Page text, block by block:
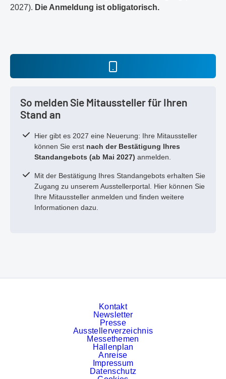
2027). Die Anmeldung ist obligatorisch.
So melden Sie Mitaussteller für Ihren
Stand an
Hier gibt es 2027 eine Neuerung: Ihre Mitaussteller
können Sie erst nach der Bestätigung Ihres
Standangebots (ab Mai 2027) anmelden.
Mit der Bestätigung Ihres Standangebots erhalten Sie
Zugang zu unserem Ausstellerportal. Hier können Sie
Ihre Mitaussteller anmelden und finden weitere
Informationen dazu.
Kontakt
Newsletter
Presse
Ausstellerverzeichnis
Messethemen
Hallenplan
Anreise
Impressum
Datenschutz